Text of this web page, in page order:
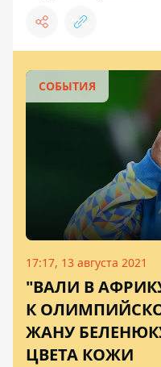
СОБЫТИЯ
17:17, 13 августа 2021
"ВАЛИ В
К
ЖАНУ
ЦВЕТА КОЖИ